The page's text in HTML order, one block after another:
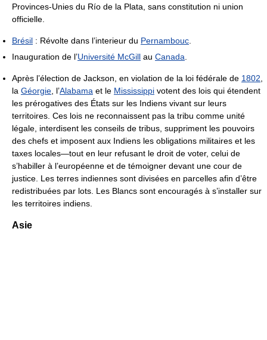
Provinces-Unies du Río de la Plata, sans constitution ni union
officielle.
Brésil : Révolte dans l’interieur du Pernambouc.
Inauguration de l’Université McGill au Canada.
Après l’élection de Jackson, en violation de la loi fédérale de 1802,
la Géorgie, l’Alabama et le Mississippi votent des lois qui étendent
les prérogatives des États sur les Indiens vivant sur leurs
territoires. Ces lois ne reconnaissent pas la tribu comme unité
légale, interdisent les conseils de tribus, suppriment les pouvoirs
des chefs et imposent aux Indiens les obligations militaires et les
taxes locales—tout en leur refusant le droit de voter, celui de
s’habiller à l’européenne et de témoigner devant une cour de
justice. Les terres indiennes sont divisées en parcelles afin d’être
redistribuées par lots. Les Blancs sont encouragés à s’installer sur
les territoires indiens.
Asie